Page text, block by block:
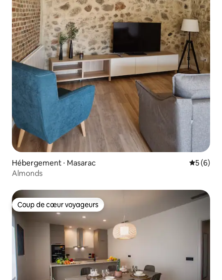
Hébergement ⋅ Masarac
5 (6)
Almonds
Coup de cœur voyageurs
Coup de cœur voyageurs